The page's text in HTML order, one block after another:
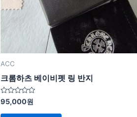
ACC
크롬하츠 베이비펫 링 반지
5
중
에
95,000원